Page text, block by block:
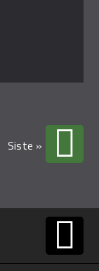
Siste »